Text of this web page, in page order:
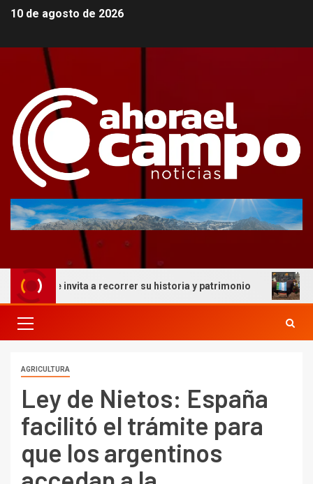
10 de agosto de 2026
invita a recorrer su historia y patrimonio La
AGRICULTURA
Ley de Nietos: España
facilitó el trámite para
que los argentinos